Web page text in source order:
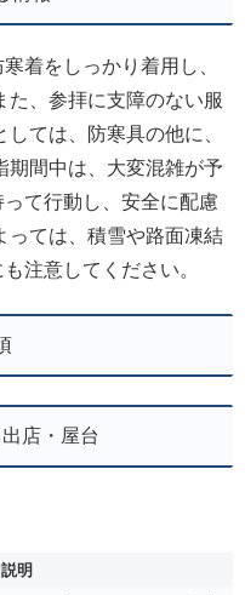
着をしっかり着用し、
た、参拝に支障のない服
ては、防寒具の他に、
期間中は、大変混雑が予
て行動し、安全に配慮
っては、積雪や路面凍結
注意してください。
店・屋台
説明